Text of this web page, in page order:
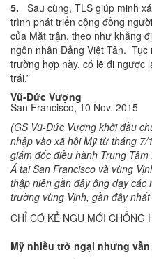
5.
Sau cùng, TLS giúp minh
trình phát triển cộng đồng
của Mặt trận, theo như khẳng
ngôn nhân Đảng Việt Tân. Tục
trường hợp này, có lẽ đi ngược
trái.”
Vũ-Đức Vượng
San Francisco, 10 Nov. 2015
(GS Vũ-Đức Vượng khởi đầu
nhập vào xã hội Mỹ từ tháng
giám đốc điều hành Trung
Á tại San Francisco và vùng
thập niên gần đây ông dạy các
trường vùng Vịnh, gần đây
CHỈ CÓ KẺ NGU MỚI CHỐNG
Mỹ nhiều trở ngại nhưng